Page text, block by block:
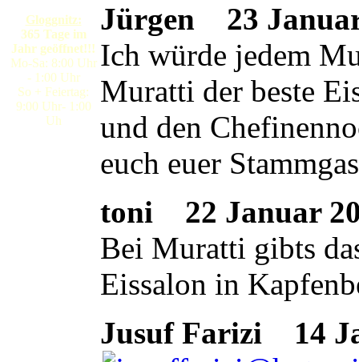
Gloggnitz:
365 Tage im
Jahr geöffnet!!!
Mo-Sa: 8:00 Uhr
- 1:00 Uhr
So + Feiertag:
9:00 Uhr- 1:00
Uh
Jürgen
23
Ich würde jedem
Muratti der beste
und den
euch euer
toni
22 Januar
Bei Muratti gibts
Eissalon in
Jusuf Farizi
14